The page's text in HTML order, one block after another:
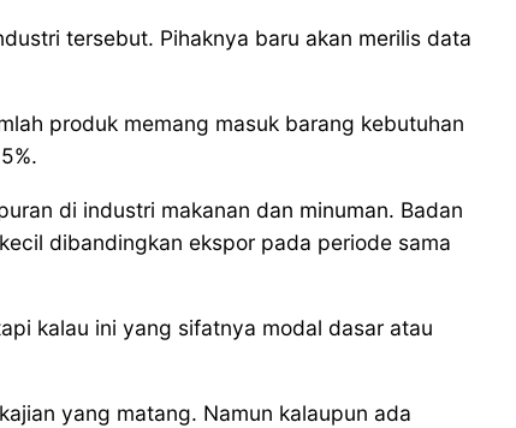
tersebut. Pihaknya baru akan merilis data
produk memang masuk barang kebutuhan
di industri makanan dan minuman. Badan
dibandingkan ekspor pada periode sama
kalau ini yang sifatnya modal dasar atau
yang matang. Namun kalaupun ada